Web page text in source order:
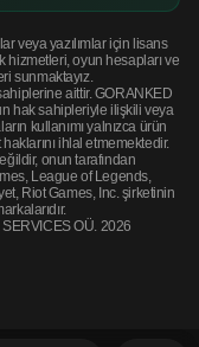
veya yazılımlar için lisans
hizmetleri, oyun hesapları ve
sunmaktayız.
aittir. GORANKED
hak sahipleriyle ilişkili veya
kullanımı yalnızca ürün
ihlal etmemektedir.
onun tarafından
League of Legends,
Riot Games, Inc. şirketinin
SERVICES OÜ. 2026